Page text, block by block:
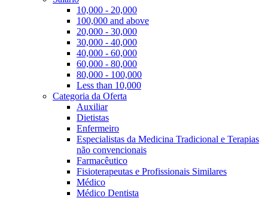
10,000 - 20,000
100,000 and above
20,000 - 30,000
30,000 - 40,000
40,000 - 60,000
60,000 - 80,000
80,000 - 100,000
Less than 10,000
Categoria da Oferta
Auxiliar
Dietistas
Enfermeiro
Especialistas da Medicina Tradicional e Terapias
não convencionais
Farmacêutico
Fisioterapeutas e Profissionais Similares
Médico
Médico Dentista